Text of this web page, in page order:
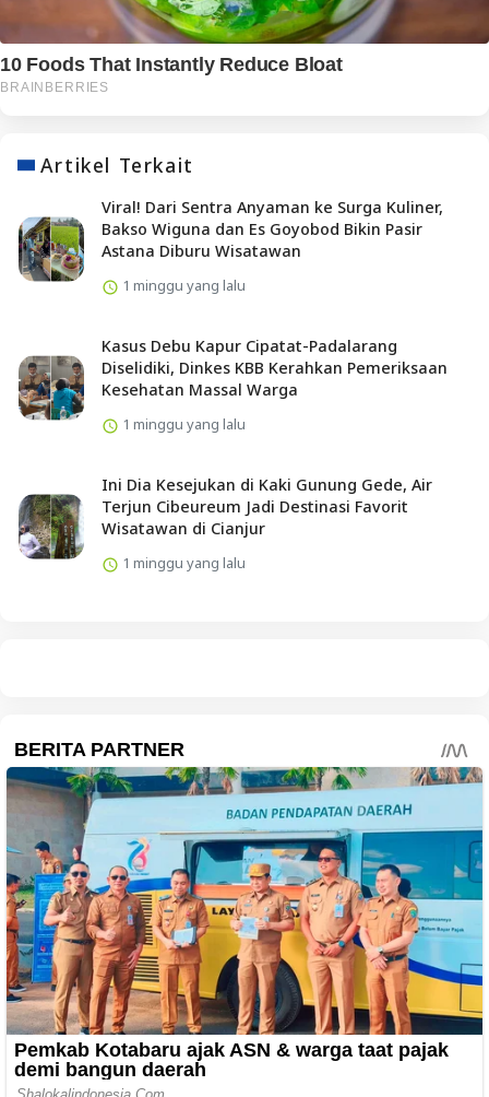
Artikel Terkait
Viral! Dari Sentra Anyaman ke Surga Kuliner,
Bakso Wiguna dan Es Goyobod Bikin Pasir
Astana Diburu Wisatawan
1 minggu yang lalu
Kasus Debu Kapur Cipatat-Padalarang
Diselidiki, Dinkes KBB Kerahkan Pemeriksaan
Kesehatan Massal Warga
1 minggu yang lalu
Ini Dia Kesejukan di Kaki Gunung Gede, Air
Terjun Cibeureum Jadi Destinasi Favorit
Wisatawan di Cianjur
1 minggu yang lalu